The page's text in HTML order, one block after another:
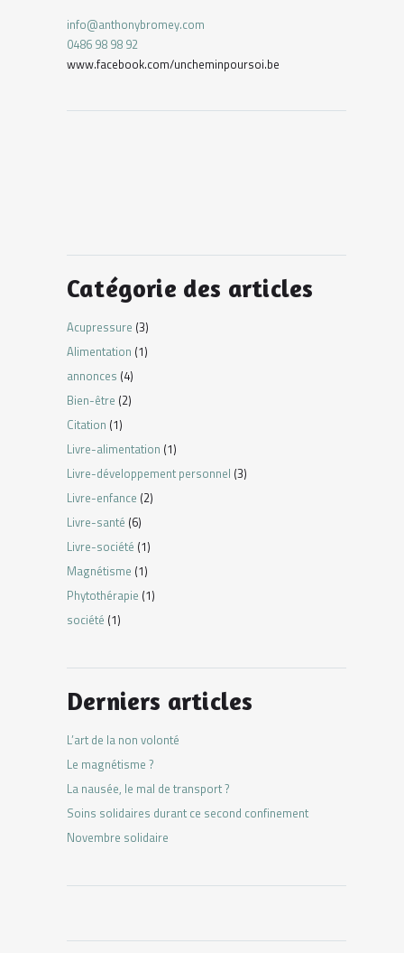
info@anthonybromey.com
0486 98 98 92
www.facebook.com/uncheminpoursoi.be
Catégorie des articles
Acupressure (3)
Alimentation (1)
annonces (4)
Bien-être (2)
Citation (1)
Livre-alimentation (1)
Livre-développement personnel (3)
Livre-enfance (2)
Livre-santé (6)
Livre-société (1)
Magnétisme (1)
Phytothérapie (1)
société (1)
Derniers articles
L’art de la non volonté
Le magnétisme ?
La nausée, le mal de transport ?
Soins solidaires durant ce second confinement
Novembre solidaire